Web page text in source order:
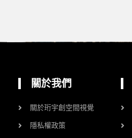
關於我們
關於珩宇創空間視覺
隱私權政策